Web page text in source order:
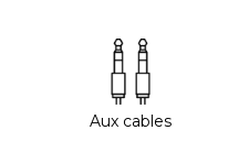
Aux cables